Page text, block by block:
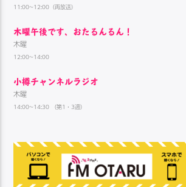
11:00~12:00（再放送）
木曜午後です、おたるんるん！
木曜
12:00~14:00
小樽チャンネルラジオ
木曜
14:00~14:30 （第1・3週）